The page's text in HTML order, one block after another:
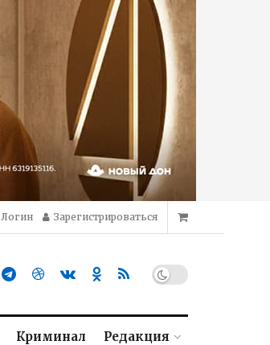
Логин Зарегистрироваться
Криминал Редакция